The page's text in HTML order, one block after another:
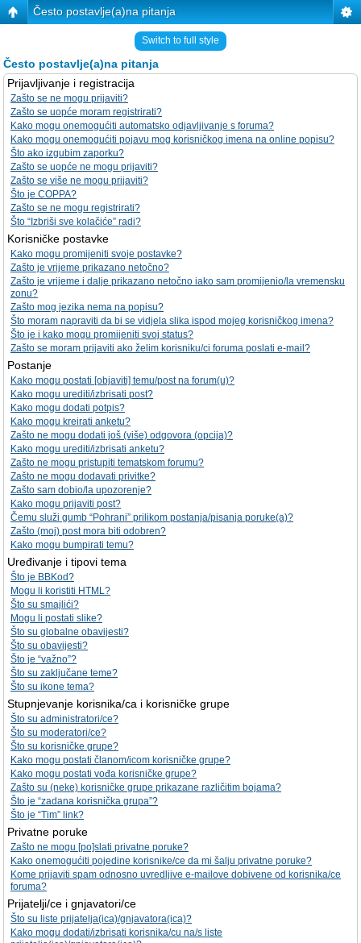
Često postavlje(a)na pitanja
Switch to full style
Često postavlje(a)na pitanja
Prijavljivanje i registracija
Zašto se ne mogu prijaviti?
Zašto se uopće moram registrirati?
Kako mogu onemogućiti automatsko odjavljivanje s foruma?
Kako mogu onemogućiti pojavu mog korisničkog imena na online popisu?
Što ako izgubim zaporku?
Zašto se uopće ne mogu prijaviti?
Zašto se više ne mogu prijaviti?
Što je COPPA?
Zašto se ne mogu registrirati?
Što “Izbriši sve kolačiće” radi?
Korisničke postavke
Kako mogu promijeniti svoje postavke?
Zašto je vrijeme prikazano netočno?
Zašto je vrijeme i dalje prikazano netočno iako sam promijenio/la vremensku
zonu?
Zašto mog jezika nema na popisu?
Što moram napraviti da bi se vidjela slika ispod mojeg korisničkog imena?
Što je i kako mogu promijeniti svoj status?
Zašto se moram prijaviti ako želim korisniku/ci foruma poslati e-mail?
Postanje
Kako mogu postati [objaviti] temu/post na forum(u)?
Kako mogu urediti/izbrisati post?
Kako mogu dodati potpis?
Kako mogu kreirati anketu?
Zašto ne mogu dodati još (više) odgovora (opcija)?
Kako mogu urediti/izbrisati anketu?
Zašto ne mogu pristupiti tematskom forumu?
Zašto ne mogu dodavati privitke?
Zašto sam dobio/la upozorenje?
Kako mogu prijaviti post?
Čemu služi gumb “Pohrani” prilikom postanja/pisanja poruke(a)?
Zašto (moj) post mora biti odobren?
Kako mogu bumpirati temu?
Uređivanje i tipovi tema
Što je BBKod?
Mogu li koristiti HTML?
Što su smajlići?
Mogu li postati slike?
Što su globalne obavijesti?
Što su obavijesti?
Što je “važno”?
Što su zaključane teme?
Što su ikone tema?
Stupnjevanje korisnika/ca i korisničke grupe
Što su administratori/ce?
Što su moderatori/ce?
Što su korisničke grupe?
Kako mogu postati članom/icom korisničke grupe?
Kako mogu postati vođa korisničke grupe?
Zašto su (neke) korisničke grupe prikazane različitim bojama?
Što je “zadana korisnička grupa”?
Što je “Tim” link?
Privatne poruke
Zašto ne mogu [po]slati privatne poruke?
Kako onemogućiti pojedine korisnike/ce da mi šalju privatne poruke?
Kome prijaviti spam odnosno uvredljive e-mailove dobivene od korisnika/ce
foruma?
Prijatelji/ce i gnjavatori/ce
Što su liste prijatelja(ica)/gnjavatora(ica)?
Kako mogu dodati/izbrisati korisnika/cu na/s liste